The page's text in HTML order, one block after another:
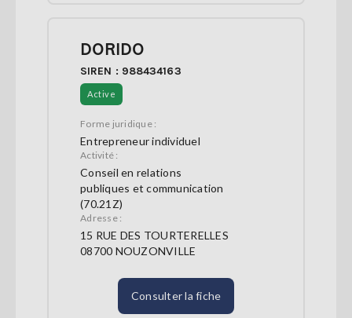
DORIDO
SIREN : 988434163
Active
Forme juridique :
Entrepreneur individuel
Activité :
Conseil en relations
publiques et communication
(70.21Z)
Adresse :
15 RUE DES TOURTERELLES
08700 NOUZONVILLE
Consulter la fiche